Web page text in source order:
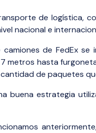
de logística,
nacional e
de FedEx se
metros hasta
de paquetes
buena estrategia